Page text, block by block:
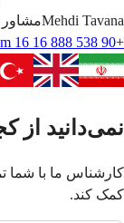
Mehdi Tavana
+90 538 888 16 16
نمی‌دانید از
کارشناس ما با شما
کمک کند.